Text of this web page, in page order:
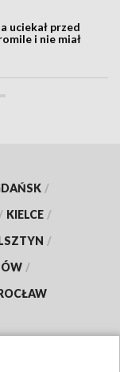
uciekał przed
i nie miał
/
/ KIELCE /
/
/